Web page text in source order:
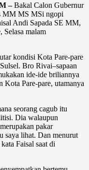
–Bakal Calon Gubernur
MM MS MSi ngopi
Andi Sapada SE MM,
Selasa malam
kondisi Kota Pare-pare
Bro Rivai–sapaan
ide-ide briliannya
Kota Pare-pare, utamanya
seorang cagub itu
Dia walaupun
pakar
saya lihat. Dan menurut
Faisal saat di